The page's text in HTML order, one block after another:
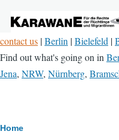
contact us |Berlin |Bielefeld |
Find out what's going on in
Jena, NRW, Nürnberg,
Breadcrumb
Home